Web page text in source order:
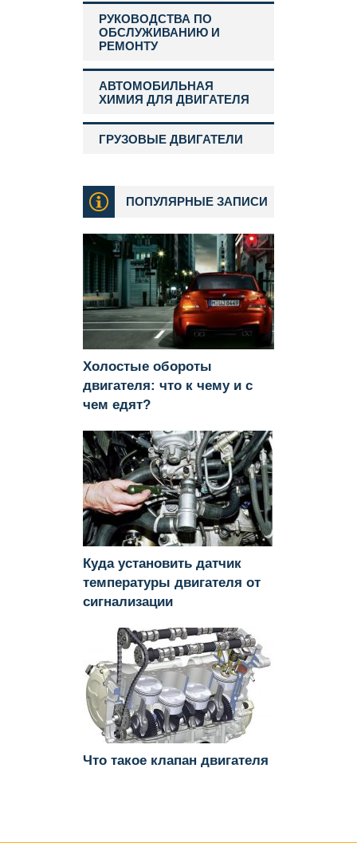
РУКОВОДСТВА ПО
ОБСЛУЖИВАНИЮ И
РЕМОНТУ
АВТОМОБИЛЬНАЯ
ХИМИЯ ДЛЯ ДВИГАТЕЛЯ
ГРУЗОВЫЕ ДВИГАТЕЛИ
ПОПУЛЯРНЫЕ ЗАПИСИ
Холостые обороты
двигателя: что к чему и с
чем едят?
Куда установить датчик
температуры двигателя от
сигнализации
Что такое клапан двигателя